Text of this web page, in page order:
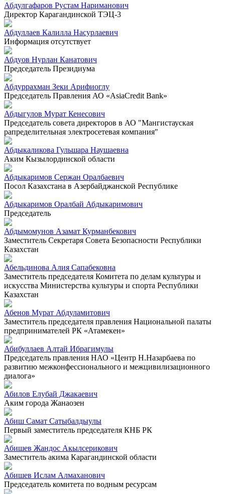
Абдулгафаров Рустам Нариманович
Директор Карагандинской ТЭЦ-3
Абдуллаев Калилла Насурлаевич
Информация отсутствует
Абдуов Нурлан Канатович
Председатель Президиума
Абдуррахман Зеки Арифиоглу
Председатель Правления АО «AsiaCredit Bank»
Абдыгулов Мурат Кенесович
Председатель совета директоров в АО "Мангистауская
рапределительная электросетевая компания"
Абдыкаликова Гульшара Наушаевна
Аким Кызылординской области
Абдыкаримов Сержан Оралбаевич
Посол Казахстана в Азербайджанской Республике
Абдыкаримов Оралбай Абдыкаримович
Председатель
Абдымомунов Азамат Курманбекович
Заместитель Секретаря Совета Безопасности Республики
Казахстан
Абельдинова Алия Сапабековна
Заместитель председателя Комитета по делам культуры и
искусства Министерства культуры и спорта Республики
Казахстан
Абенов Мурат Абдуламитович
Заместитель председателя правления Национальной палаты
предпринимателей РК «Атамекен»
Абибуллаев Алтай Ибрагимулы
Председатель правления НАО «Центр Н.Назарбаева по
развитию межконфессионального и межцивилизационного
диалога»
Абилов Елубай Джакаевич
Аким города Жанаозен
Абиш Самат Сатыбалдыулы
Первый заместитель председателя КНБ РК
Абишев Жандос Акылсерикович
Заместитель акима Карагандинской области
Абишев Ислам Алмаханович
Председатель комитета по водным ресурсам